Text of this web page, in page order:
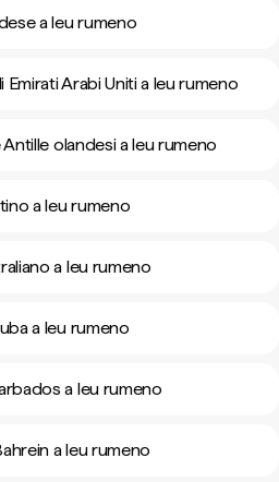
a leu rumeno
Arabi Uniti a leu rumeno
olandesi a leu rumeno
a leu rumeno
a leu rumeno
a leu rumeno
a leu rumeno
a leu rumeno